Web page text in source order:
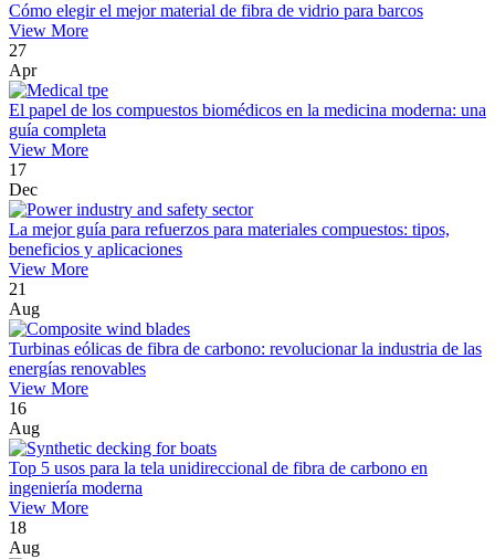
Cómo elegir el mejor material de fibra de vidrio para barcos
View More
27
Apr
El papel de los compuestos biomédicos en la medicina moderna: una
guía completa
View More
17
Dec
La mejor guía para refuerzos para materiales compuestos: tipos,
beneficios y aplicaciones
View More
21
Aug
Turbinas eólicas de fibra de carbono: revolucionar la industria de las
energías renovables
View More
16
Aug
Top 5 usos para la tela unidireccional de fibra de carbono en
ingeniería moderna
View More
18
Aug